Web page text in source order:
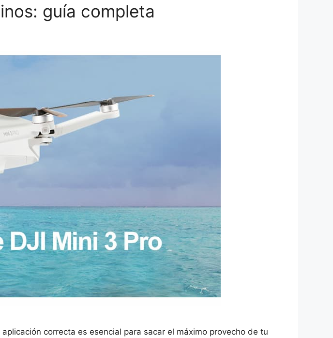
guía completa
correcta es esencial para sacar el máximo provecho de tu